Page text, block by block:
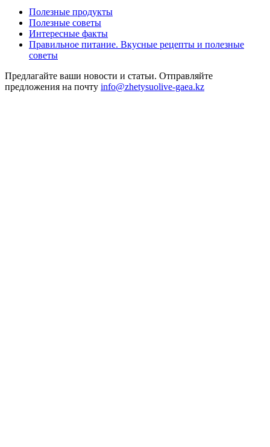
Полезные продукты
Полезные советы
Интересные факты
Правильное питание. Вкусные рецепты и полезные
советы
Предлагайте ваши новости и статьи. Отправляйте
предложения на почту info@zhetysuolive-gaea.kz